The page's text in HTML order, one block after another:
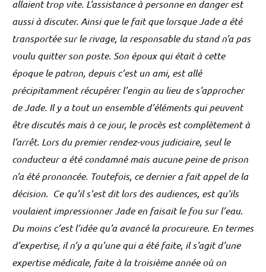
allaient trop vite. L’assistance à personne en danger est
aussi à discuter. Ainsi que le fait que lorsque Jade a été
transportée sur le rivage, la responsable du stand n’a pas
voulu quitter son poste. Son époux qui était à cette
époque le patron, depuis c’est un ami, est allé
précipitamment récupérer l’engin au lieu de s’approcher
de Jade. Il y a tout un ensemble d’éléments qui peuvent
être discutés mais à ce jour, le procès est complètement à
l’arrêt. Lors du premier rendez-vous judiciaire, seul le
conducteur a été condamné mais aucune peine de prison
n’a été prononcée. Toutefois, ce dernier a fait appel de la
décision. Ce qu’il s’est dit lors des audiences, est qu’ils
voulaient impressionner Jade en faisait le fou sur l’eau.
Du moins c’est l’idée qu’a avancé la procureure. En termes
d’expertise, il n’y a qu’une qui a été faite, il s’agit d’une
expertise médicale, faite à la troisième année où on